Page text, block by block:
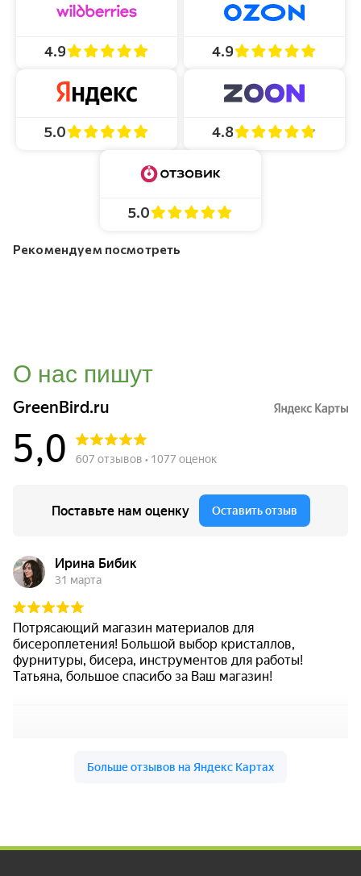
4.9 4.9
5.0 4.8
5.0
Рекомендуем посмотреть
О нас пишут